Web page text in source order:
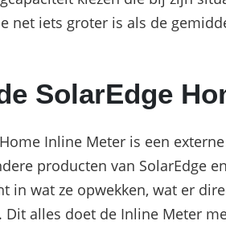
net iets groter is als de
SolarEdge
Inline Meter is een
producten van SolarEdge
in wat ze opwekken, wat er
Dit alles doet de Inline Meter